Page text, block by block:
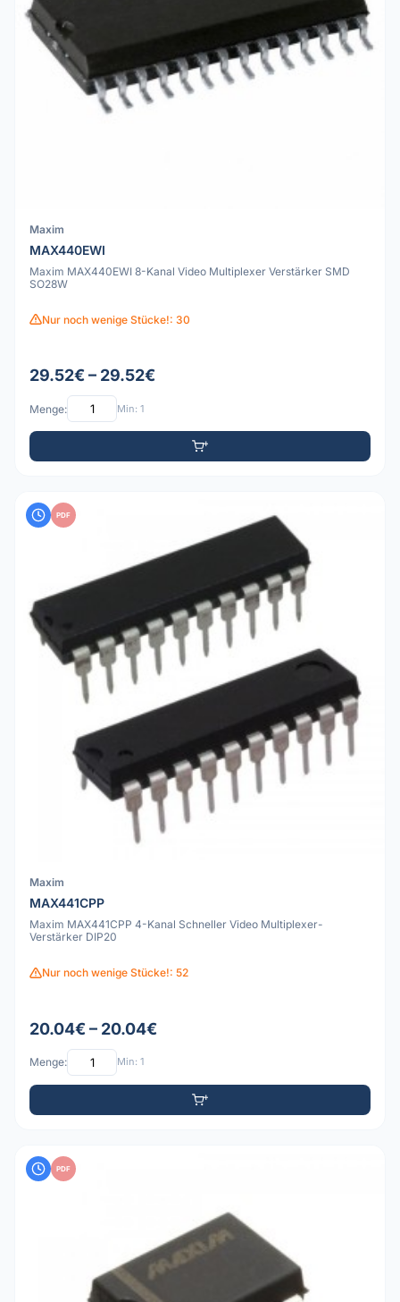
Maxim
MAX440EWI
Maxim MAX440EWI 8-Kanal Video Multiplexer Verstärker SMD
SO28W
Nur noch wenige Stücke!: 30
29.52€ – 29.52€
Menge: Min: 1
PDF
Maxim
MAX441CPP
Maxim MAX441CPP 4-Kanal Schneller Video Multiplexer-
Verstärker DIP20
Nur noch wenige Stücke!: 52
20.04€ – 20.04€
Menge: Min: 1
PDF